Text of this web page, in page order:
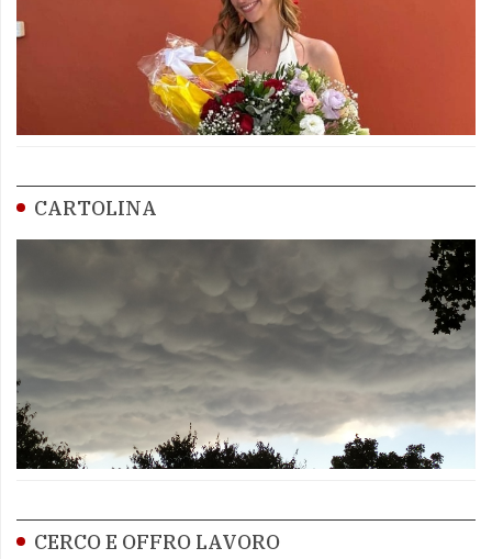
CARTOLINA
CERCO E OFFRO LAVORO